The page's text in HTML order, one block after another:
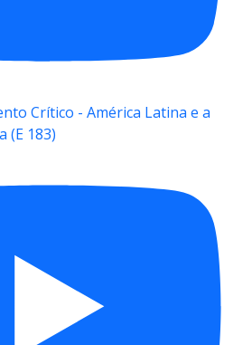
Crítico - América Latina e a
(E 183)